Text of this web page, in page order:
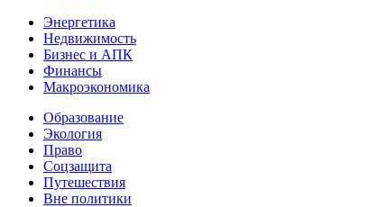
Энергетика
Недвижимость
Бизнес и АПК
Финансы
Макроэкономика
Образование
Экология
Право
Соцзащита
Путешествия
Вне политики